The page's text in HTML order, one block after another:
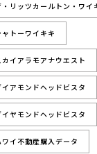
・リッツカールトン・ワイ
ャトーワイキキ
カイアラモアナウエスト
イアモンドヘッドビスタ
イヤモンドヘッドビスタ
ワイ不動産購入データ